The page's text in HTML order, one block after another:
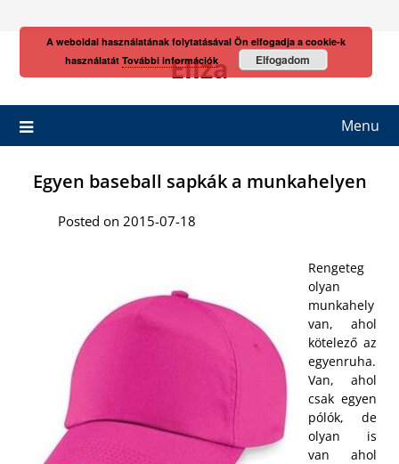
Eliza
Menu
Egyen baseball sapkák a munkahelyen
Posted on 2015-07-18
Rengeteg
olyan
munkahely
van, ahol
kötelező az
egyenruha.
Van, ahol
csak egyen
pólók, de
olyan is
van ahol
A weboldal használatának folytatásával Ön elfogadja a cookie-k
használatát További információk Elfogadom